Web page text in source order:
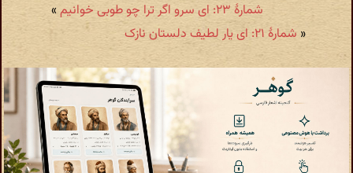
شمارهٔ ۲۳: ای سرو اگر ترا چو طوبی خوانیم
»
« شمارهٔ ۲۱: ای یار لطیف دلستان نازک